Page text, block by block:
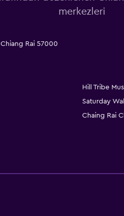
merkezleri
Rai 57000
Hill Tribe
Saturday
Chaing Rai